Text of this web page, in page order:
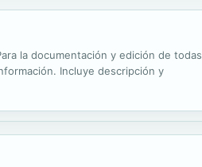
la documentación y edición de todas
Incluye descripción y